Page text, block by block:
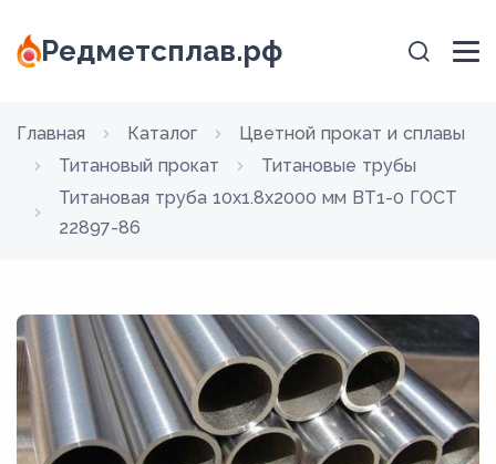
Редметсплав.рф
Главная Каталог
Цветной прокат и сплавы
Титановый прокат
Титановые трубы
Титановая труба 10х1.8х2000 мм ВТ1-0 ГОСТ
22897-86